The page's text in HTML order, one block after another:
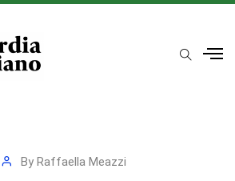
By Raffaella Meazzi